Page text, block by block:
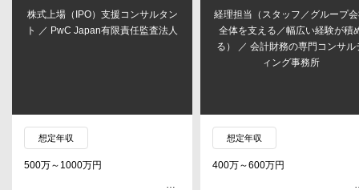
株式上場（IPO）支援コンサルタン
ト ／ PwC Japan有限責任監査法人
想定年収
500万～1000万円
経理担当（スタッフ／グループ
全体を支える／幅広い経験が積
る） ／ 会計財務の専門コンサル
ィング事務所
想定年収
400万～600万円